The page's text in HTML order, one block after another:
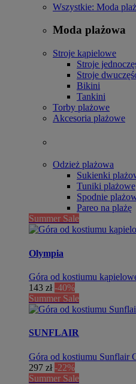
Wszystkie: Moda
Moda plażowa
Stroje kąpielowe
Stroje
Stroje
Bikini
Tankini
Torby plażowe
Akcesoria plażowe
Odzież plażowa
Sukienki
Tuniki plażowe
Spodnie
Pareo na plażę
Summer Sale
Olympia
Góra od kostiumu
143 zł -40%
Summer Sale
SUNFLAIR
Góra od kostiumu Sunflair
297 zł -22%
Summer Sale